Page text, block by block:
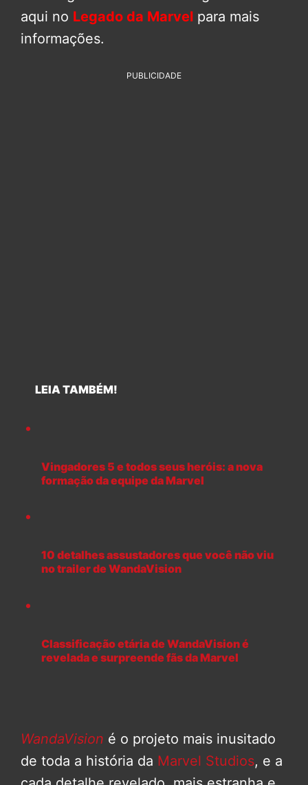
aqui no Legado da Marvel para mais
informações.
PUBLICIDADE
LEIA TAMBÉM!
Vingadores 5 e todos seus heróis: a nova
formação da equipe da Marvel
10 detalhes assustadores que você não viu
no trailer de WandaVision
Classificação etária de WandaVision é
revelada e surpreende fãs da Marvel
WandaVision é o projeto mais inusitado
de toda a história da Marvel Studios, e a